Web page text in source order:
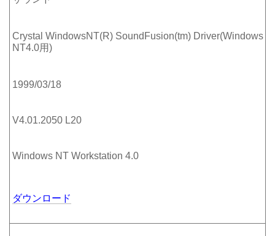
Crystal WindowsNT(R) SoundFusion(tm) Driver(Windows
NT4.0用)
1999/03/18
V4.01.2050 L20
Windows NT Workstation 4.0
ダウンロード